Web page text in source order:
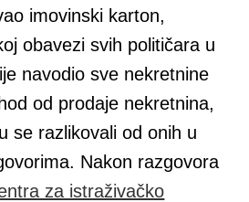
imovinski karton,
obavezi svih političara u
navodio sve nekretnine
od prodaje nekretnina,
se razlikovali od onih u
Nakon razgovora
za istraživačko